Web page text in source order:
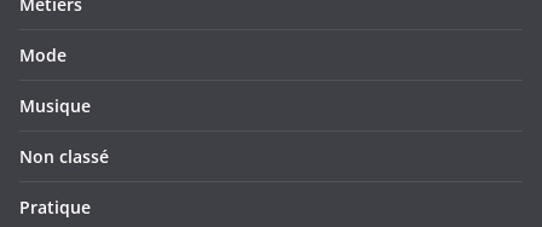
Métiers
Mode
Musique
Non classé
Pratique